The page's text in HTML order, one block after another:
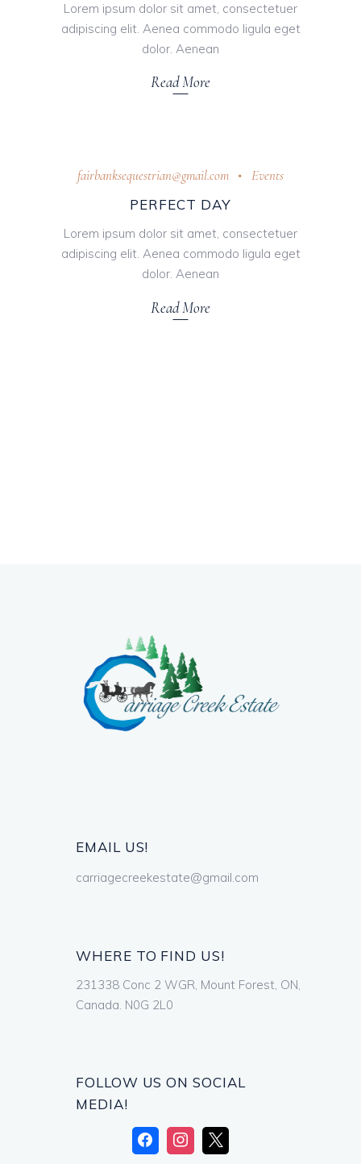
Lorem ipsum dolor sit amet, consectetuer
adipiscing elit. Aenea commodo ligula eget
dolor. Aenean
Read More
fairbanksequestrian@gmail.com
Events
PERFECT DAY
Lorem ipsum dolor sit amet, consectetuer
adipiscing elit. Aenea commodo ligula eget
dolor. Aenean
Read More
EMAIL US!
carriagecreekestate@gmail.com
WHERE TO FIND US!
231338 Conc 2 WGR, Mount Forest, ON,
Canada. N0G 2L0
FOLLOW US ON SOCIAL
MEDIA!